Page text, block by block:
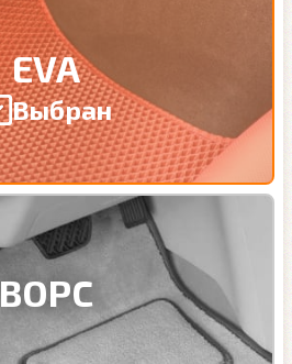
EVA
Выбран
ВОРС